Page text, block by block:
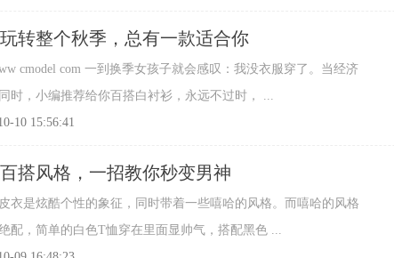
转整个秋季，总有一款适合你
cmodel com 一到换季女孩子就会感叹：我没衣服穿了。当经济
时，小编推荐给你百搭白衬衫，永远不过时， ...
10 15:56:41
搭风格，一招教你秒变男神
衣是炫酷个性的象征，同时带着一些嘻哈的风格。而嘻哈的风格
配，简单的白色T恤穿在里面显帅气，搭配黑色 ...